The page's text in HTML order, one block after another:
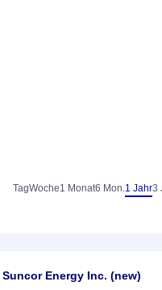
TagWoche1 Monat6 Mon.1 Jahr3
Energy Inc. (new)